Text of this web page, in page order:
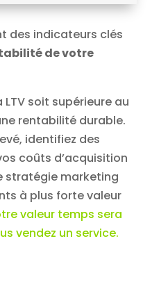
des indicateurs clés
de votre
soit supérieure au
rentabilité durable.
identifiez des
coûts d’acquisition
stratégie marketing
à plus forte valeur
valeur temps sera
vendez un service.